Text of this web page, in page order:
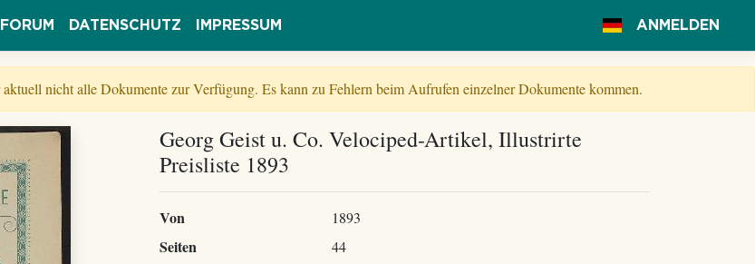
FORUM DATENSCHUTZ IMPRESSUM ANMELDEN
nicht alle Dokumente zur Verfügung. Es kann zu Fehlern beim Aufrufen einzelner Dokumente kommen.
Georg Geist u. Co. Velociped-Artikel, Illustrirte
Preisliste 1893
Von 1893
Seiten 44